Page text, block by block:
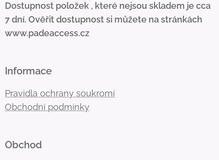
Dostupnost položek , které nejsou skladem je cca
7 dní. Ověřit dostupnost si můžete na stránkách
www.padeaccess.cz
Informace
Pravidla ochrany soukromí
Obchodní podmínky
Obchod